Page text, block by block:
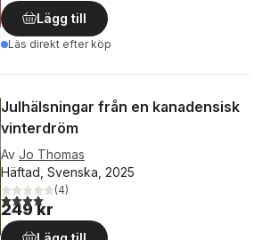
Lägg till
Läs direkt efter köp
Julhälsningar från en kanadensisk
vinterdröm
Av Jo Thomas
Häftad, Svenska, 2025
4,0utav 5 stjärnor. Totalt antal röster:
(4)
249 kr